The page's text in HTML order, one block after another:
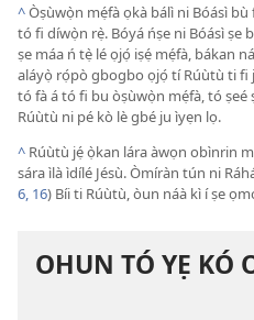
^Òṣùwọ̀n mẹ́fà ọkà bálì ni Bóásì
tó fi díwọ̀n rẹ̀. Bóyá ńṣe ni Bóásì ṣe
ṣe máa ń tẹ̀ lé ọjọ́ iṣẹ́ mẹ́fà, bákan
aláyọ̀ rọ́pò gbogbo ọjọ́ tí Rúùtù ti fi
tó fà á tó fi bu òṣùwọ̀n mẹ́fà, tó ṣeé
Rúùtù ni pé kò lè gbé ju ìyẹn lọ.
^ Rúùtù jẹ́ ọ̀kan lára àwọn obìnrin
sára ìlà ìdílé Jésù. Òmíràn tún ni
6, 16) Bíi ti Rúùtù, òun náà kì í ṣe
OHUN TÓ YẸ KÓ